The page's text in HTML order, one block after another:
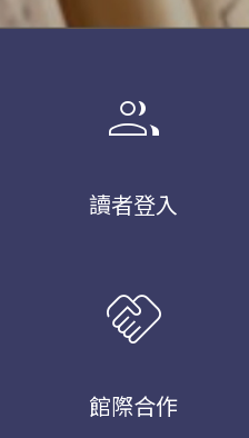
group
讀者登入
handshake
館際合作